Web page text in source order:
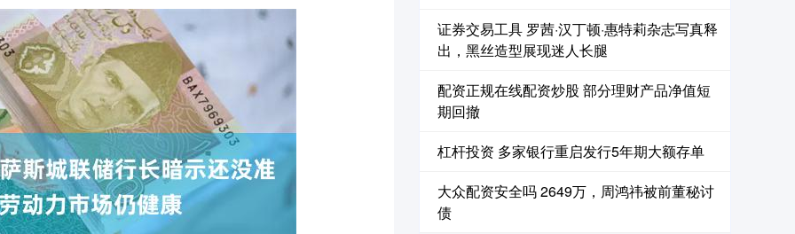
证券交易工具 罗茜·汉丁顿·惠特莉杂志写真释
出，黑丝造型展现迷人长腿
配资正规在线配资炒股 ​部分理财产品净值短
期回撤
杠杆投资 多家银行重启发行5年期大额存单
大众配资安全吗 2649万，周鸿祎被前董秘讨
债